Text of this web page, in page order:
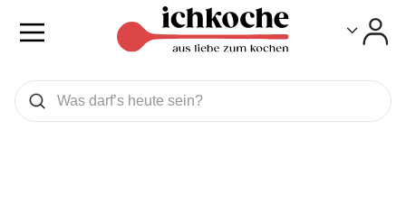
Was wollen Sie suchen
Suchen